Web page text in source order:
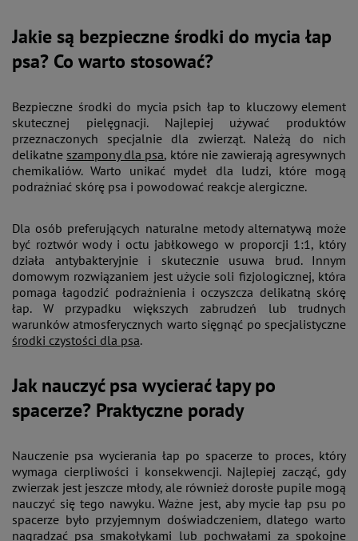
Jakie są bezpieczne środki do mycia łap
psa? Co warto stosować?
Bezpieczne środki do mycia psich łap to kluczowy element
skutecznej pielęgnacji. Najlepiej używać produktów
przeznaczonych specjalnie dla zwierząt. Należą do nich
delikatne szampony dla psa, które nie zawierają agresywnych
chemikaliów. Warto unikać mydeł dla ludzi, które mogą
podrażniać skórę psa i powodować reakcje alergiczne​.
Dla osób preferujących naturalne metody alternatywą może
być roztwór wody i octu jabłkowego w proporcji 1:1, który
działa antybakteryjnie i skutecznie usuwa brud. Innym
domowym rozwiązaniem jest użycie soli fizjologicznej, która
pomaga łagodzić podrażnienia i oczyszcza delikatną skórę
łap​. W przypadku większych zabrudzeń lub trudnych
warunków atmosferycznych warto sięgnąć po specjalistyczne
środki czystości dla psa.
Jak nauczyć psa wycierać łapy po
spacerze? Praktyczne porady
Nauczenie psa wycierania łap po spacerze to proces, który
wymaga cierpliwości i konsekwencji. Najlepiej zacząć, gdy
zwierzak jest jeszcze młody, ale również dorosłe pupile mogą
nauczyć się tego nawyku. Ważne jest, aby mycie łap psu po
spacerze było przyjemnym doświadczeniem, dlatego warto
nagradzać psa smakołykami lub pochwałami za spokojne